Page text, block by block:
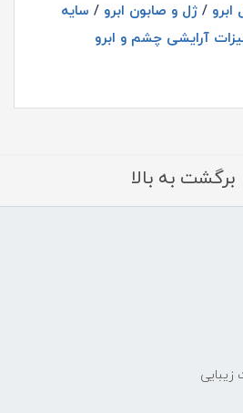
ابرو / ژل و صابون ابرو / سایه
آرایشی چشم و ابرو
برگشت به بالا